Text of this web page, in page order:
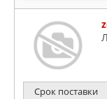
Срок поставки